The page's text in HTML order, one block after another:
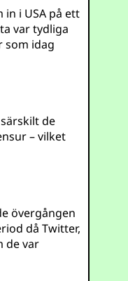
i USA på ett
var tydliga
som idag
de
– vilket
övergången
då Twitter,
de var